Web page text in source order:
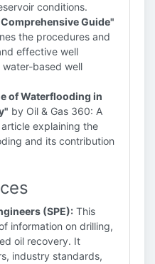
conditions.
Guide"
the procedures and
effective well
based well
of Waterflooding in
by Oil & Gas 360: A
explaining the
and its contribution
(SPE): This
information on drilling,
oil recovery. It
industry standards,